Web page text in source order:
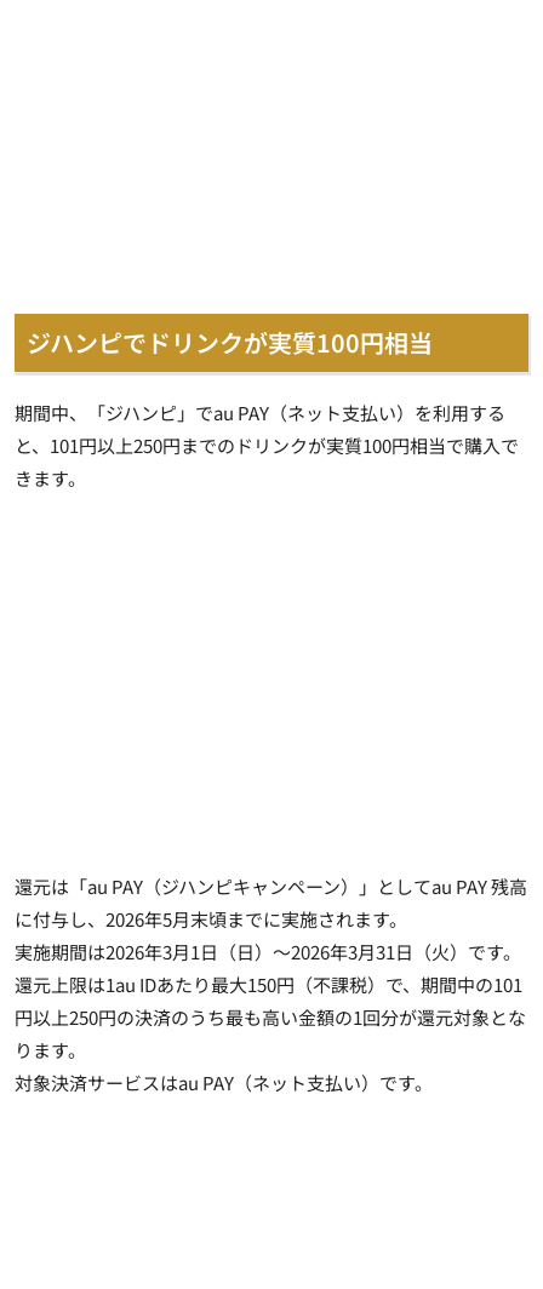
ジハンピでドリンクが実質100円相当
期間中、「ジハンピ」でau PAY（ネット支払い）を利用する
と、101円以上250円までのドリンクが実質100円相当で購入で
きます。
還元は「au PAY（ジハンピキャンペーン）」としてau PAY 残高
に付与し、2026年5月末頃までに実施されます。
実施期間は2026年3月1日（日）～2026年3月31日（火）です。
還元上限は1au IDあたり最大150円（不課税）で、期間中の101
円以上250円の決済のうち最も高い金額の1回分が還元対象とな
ります。
対象決済サービスはau PAY（ネット支払い）です。